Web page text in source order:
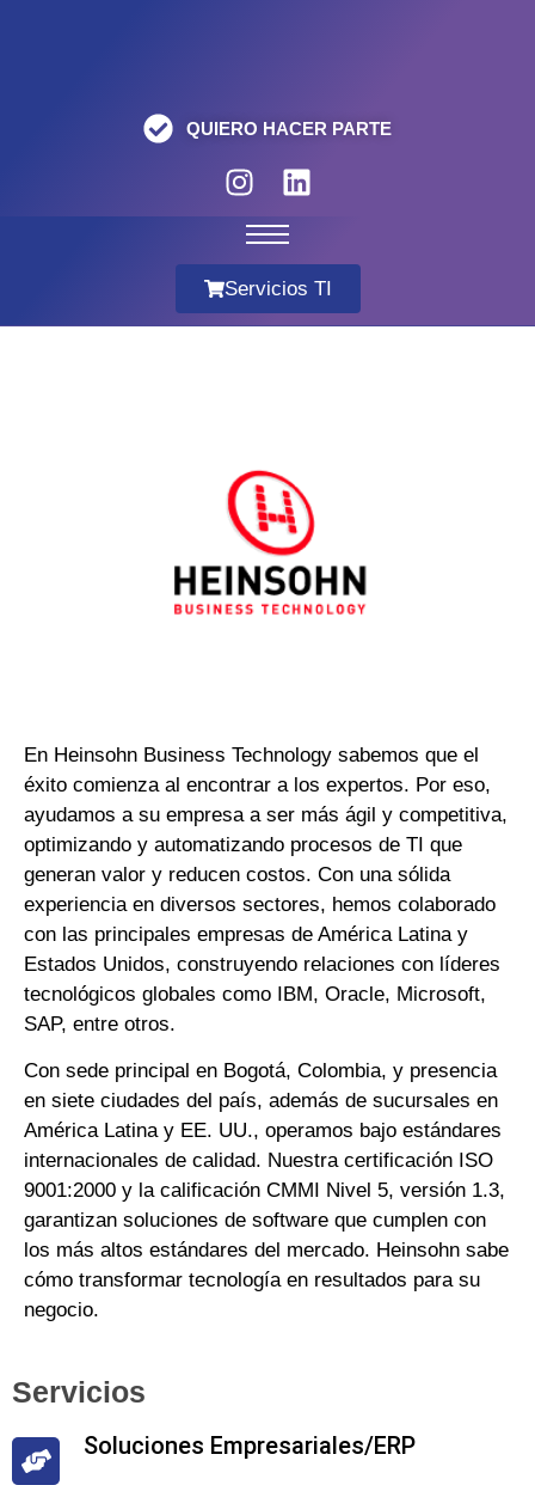
QUIERO HACER PARTE
Servicios TI
En Heinsohn Business Technology sabemos que el
éxito comienza al encontrar a los expertos. Por eso,
ayudamos a su empresa a ser más ágil y competitiva,
optimizando y automatizando procesos de TI que
generan valor y reducen costos. Con una sólida
experiencia en diversos sectores, hemos colaborado
con las principales empresas de América Latina y
Estados Unidos, construyendo relaciones con líderes
tecnológicos globales como IBM, Oracle, Microsoft,
SAP, entre otros.
Con sede principal en Bogotá, Colombia, y presencia
en siete ciudades del país, además de sucursales en
América Latina y EE. UU., operamos bajo estándares
internacionales de calidad. Nuestra certificación ISO
9001:2000 y la calificación CMMI Nivel 5, versión 1.3,
garantizan soluciones de software que cumplen con
los más altos estándares del mercado. Heinsohn sabe
cómo transformar tecnología en resultados para su
negocio.
Servicios
Soluciones Empresariales/ERP